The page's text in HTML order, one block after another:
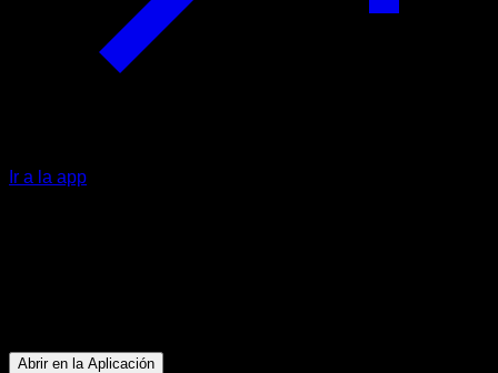
Ir a la app
Abrir en la Aplicación